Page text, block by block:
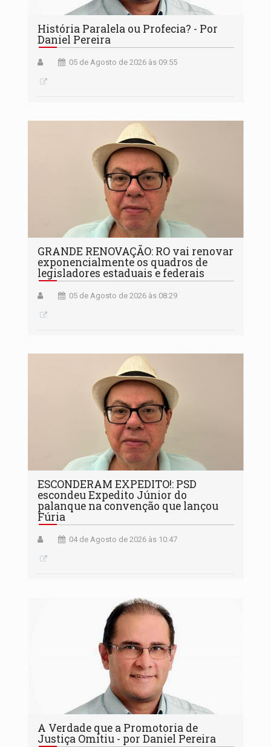
História Paralela ou Profecia? - Por
Daniel Pereira
05 de Agosto de 2026 às 09:55
GRANDE RENOVAÇÃO: RO vai renovar
exponencialmente os quadros de
legisladores estaduais e federais
05 de Agosto de 2026 às 08:29
ESCONDERAM EXPEDITO!: PSD
escondeu Expedito Júnior do
palanque na convenção que lançou
Fúria
04 de Agosto de 2026 às 10:47
A Verdade que a Promotoria de
Justiça Omitiu - por Daniel Pereira